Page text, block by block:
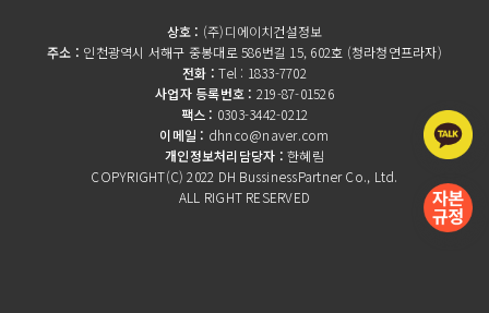
상호 : (주)디에이치건설정보
주소 : 인천광역시 서해구 중봉대로 586번길 15, 602호 (청라청연프라자)
전화 :Tel : 1833-7702
사업자 등록번호 : 219-87-01526
팩스 : 0303-3442-0212
이메일 : dhnco@naver.com
개인정보처리담당자 :한혜림
COPYRIGHT(C) 2022 DH BussinessPartner Co., Ltd.
ALL RIGHT RESERVED